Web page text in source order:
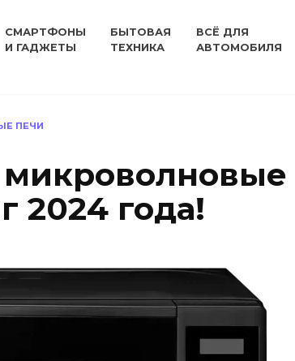
СМАРТФОНЫ
И ГАДЖЕТЫ
БЫТОВАЯ
ТЕХНИКА
ВСЁ ДЛЯ
АВТОМОБИЛЯ
ПЕЧИ
2024 года!